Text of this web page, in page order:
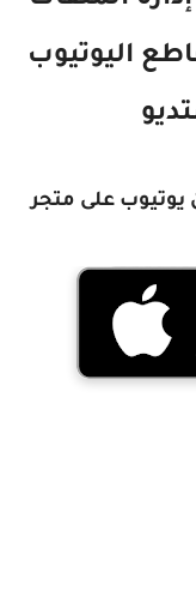
اليوتيوب
يوتيوب على متجر